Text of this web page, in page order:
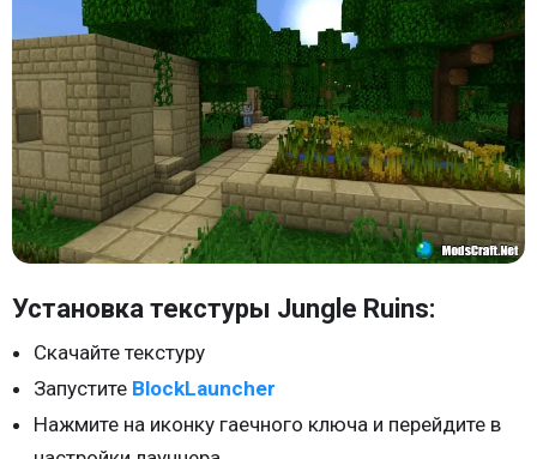
Установка текстуры Jungle Ruins:
Скачайте текстуру
Запустите BlockLauncher
Нажмите на иконку гаечного ключа и перейдите в